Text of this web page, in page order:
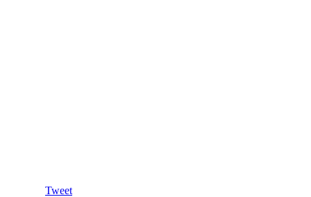
Tweet